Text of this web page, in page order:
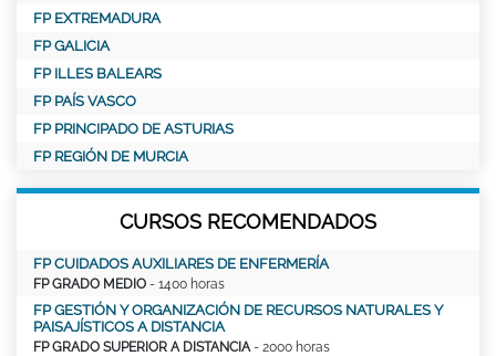
FP EXTREMADURA
FP GALICIA
FP ILLES BALEARS
FP PAÍS VASCO
FP PRINCIPADO DE ASTURIAS
FP REGIÓN DE MURCIA
CURSOS RECOMENDADOS
FP CUIDADOS AUXILIARES DE ENFERMERÍA
FP GRADO MEDIO - 1400 horas
FP GESTIÓN Y ORGANIZACIÓN DE RECURSOS NATURALES Y
PAISAJÍSTICOS A DISTANCIA
FP GRADO SUPERIOR A DISTANCIA - 2000 horas